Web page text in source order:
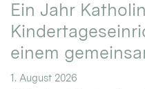
Ein Jahr
einem
1. August 2026